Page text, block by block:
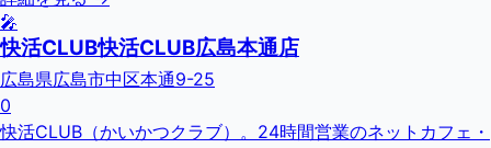
🎤
快活CLUB快活CLUB広島本通店
広島県広島市中区本通9-25
0
快活CLUB（かいかつクラブ）。24時間営業のネットカフェ・